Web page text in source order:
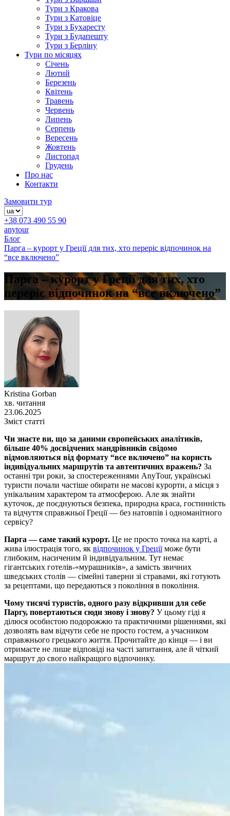
Тури з Кракова
Тури з Катовіце
Тури з Бухаресту
Тури з Будапешту
Тури з Берліну
Тури по місяцях
Січень
Лютий
Березень
Квітень
Травень
Червень
Липень
Серпень
Вересень
Жовтень
Листопад
Грудень
Про нас
Контакти
Замовити тур
+38 073 490 55 90
anytour
Блог
Парга – курорт у Греції для тих, хто переріс відпочинок на
“все включено”
Парга – курорт у Греції для тих, хто
переріс відпочинок на “все включено”
Kristina Gorban
хв. читання
23.06.2025
Зміст статті
Чи знаєте ви, що за даними європейських аналітиків,
більше 40% досвідчених мандрівників свідомо
відмовляються від формату “все включено” на користь
індивідуальних маршрутів та автентичних вражень? За
останні три роки, за спостереженнями AnyTour, українські
туристи почали частіше обирати не масові курорти, а місця з
унікальним характером та атмосферою. Але як знайти
куточок, де поєднуються безпека, природна краса, гостинність
та відчуття справжньої Греції — без натовпів і одноманітного
сервісу?
Парга — саме такий курорт. Це не просто точка на карті, а
жива ілюстрація того, як відпочинок у Греціїможе бути
глибоким, насиченим й індивідуальним. Тут немає
гігантських готелів-«мурашників», а замість звичних
шведських столів — сімейні таверни зі стравами, які готують
за рецептами, що передаються з покоління в покоління.
Чому тисячі туристів, одного разу відкривши для себе
Паргу, повертаються сюди знову і знову? У цьому гіді я
ділюся особистою подорожжю та практичними рішеннями, які
дозволять вам відчути себе не просто гостем, а учасником
справжнього грецького життя. Прочитайте до кінця — і ви
отримаєте не лише відповіді на часті запитання, але й чіткий
маршрут до свого найкращого відпочинку.